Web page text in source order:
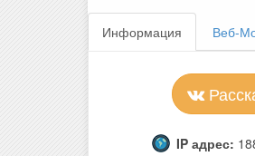
Информация Веб-
IP адрес: